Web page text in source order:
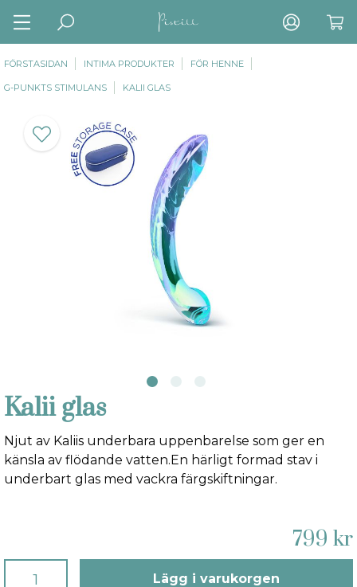
FÖRSTASIDAN INTIMA PRODUKTER FÖR HENNE
G-PUNKTS STIMULANS KALII GLAS
Kalii glas
Njut av Kaliis underbara uppenbarelse som ger en
känsla av flödande vatten.En härligt formad stav i
underbart glas med vackra färgskiftningar.
799 kr
Lägg i varukorgen